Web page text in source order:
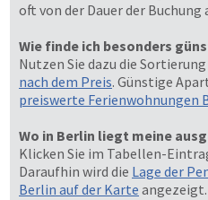
oft von der Dauer der Buchung
Wie finde ich besonders
Nutzen Sie dazu die
nach dem Preis. Günstige
preiswerte Ferienwohnungen
Wo in Berlin liegt meine
Klicken Sie im Tabellen-
Daraufhin wird die Lage der
Berlin auf der Karte angezeigt.